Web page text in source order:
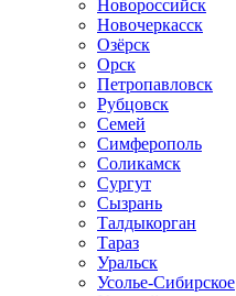
Новороссийск
Новочеркасск
Озёрск
Орск
Петропавловск
Рубцовск
Семей
Симферополь
Соликамск
Сургут
Сызрань
Талдыкорган
Тараз
Уральск
Усолье-Сибирское